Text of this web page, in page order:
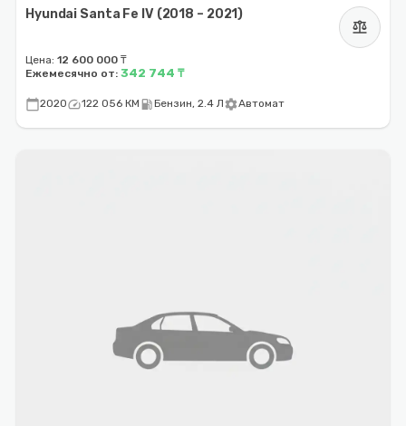
Hyundai Santa Fe IV (2018 – 2021)
balance
Цена: 12 600 000 ₸
Ежемесячно от: 342 744 ₸
calendar_today2020speed122 056 КМ local_gas_stationБензин, 2.4 ЛsettingsАвтомат